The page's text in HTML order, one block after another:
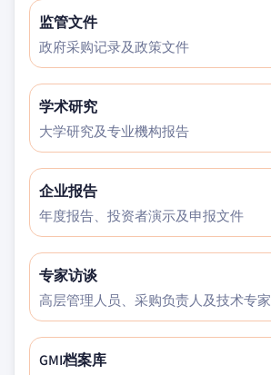
监管文件
政府采购记录及政策文件
学术研究
大学研究及专业機构报告
企业报告
年度报告、投资者演示及申报文件
专家访谈
高层管理人员、采购负责人及技术专家
GMI档案库